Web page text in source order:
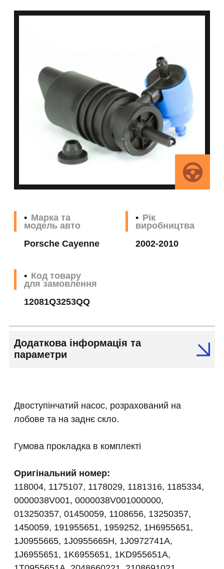
Марка та
модель авто
Porsche Cayenne
Рік
виробництва
2002-2010
Код товару
для замовлення
12081Q3253QQ
Додаткова інформація та
параметри
Двоступінчатий насос, розрахований на
лобове та на заднє скло.
Гумова прокладка в комплекті
Оригінальний номер:
118004, 1175107, 1178029, 1181316, 1185334,
0000038V001, 0000038V001000000,
013250357, 01450059, 1108656, 13250357,
1450059, 191955651, 1959252, 1H6955651,
1J0955665, 1J0955665H, 1J0972741A,
1J6955651, 1K6955651, 1KD955651A,